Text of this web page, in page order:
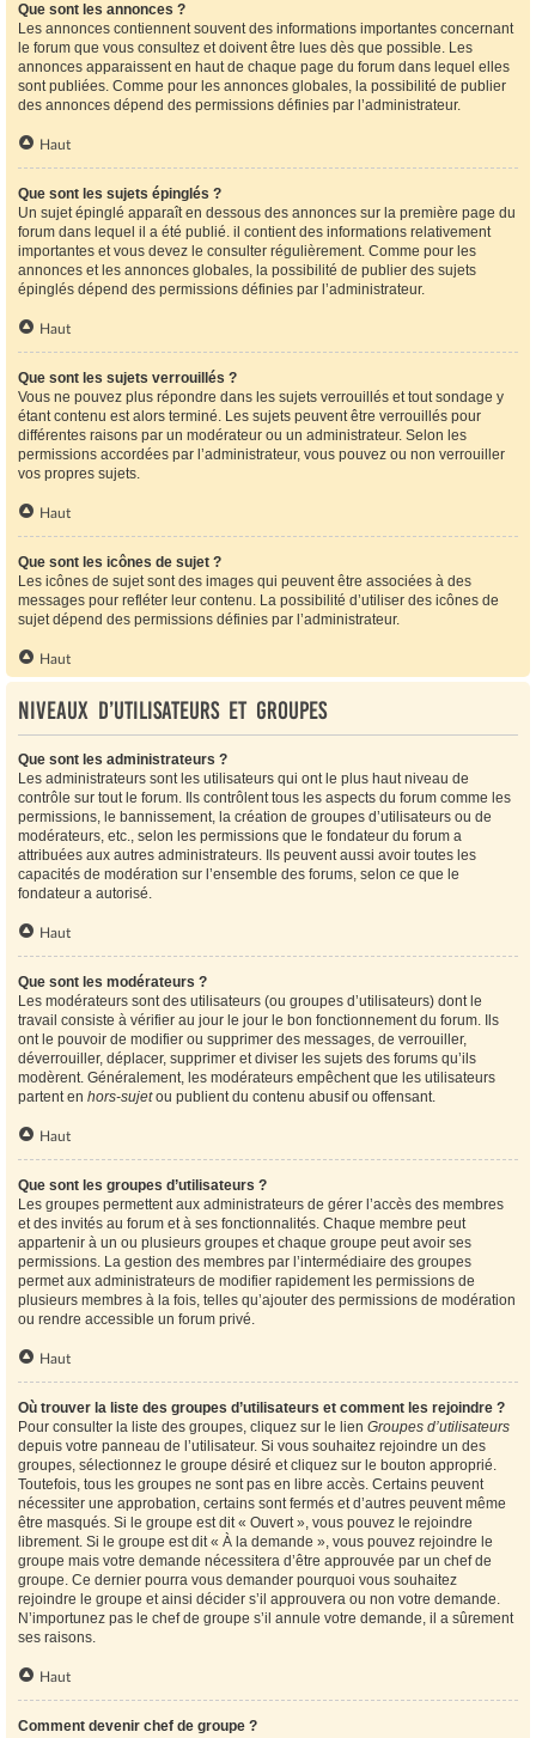
Que sont les annonces ?
Les annonces contiennent souvent des informations importantes concernant
le forum que vous consultez et doivent être lues dès que possible. Les
annonces apparaissent en haut de chaque page du forum dans lequel elles
sont publiées. Comme pour les annonces globales, la possibilité de publier
des annonces dépend des permissions définies par l’administrateur.
Haut
Que sont les sujets épinglés ?
Un sujet épinglé apparaît en dessous des annonces sur la première page du
forum dans lequel il a été publié. il contient des informations relativement
importantes et vous devez le consulter régulièrement. Comme pour les
annonces et les annonces globales, la possibilité de publier des sujets
épinglés dépend des permissions définies par l’administrateur.
Haut
Que sont les sujets verrouillés ?
Vous ne pouvez plus répondre dans les sujets verrouillés et tout sondage y
étant contenu est alors terminé. Les sujets peuvent être verrouillés pour
différentes raisons par un modérateur ou un administrateur. Selon les
permissions accordées par l’administrateur, vous pouvez ou non verrouiller
vos propres sujets.
Haut
Que sont les icônes de sujet ?
Les icônes de sujet sont des images qui peuvent être associées à des
messages pour refléter leur contenu. La possibilité d’utiliser des icônes de
sujet dépend des permissions définies par l’administrateur.
Haut
Niveaux d’utilisateurs et groupes
Que sont les administrateurs ?
Les administrateurs sont les utilisateurs qui ont le plus haut niveau de
contrôle sur tout le forum. Ils contrôlent tous les aspects du forum comme les
permissions, le bannissement, la création de groupes d’utilisateurs ou de
modérateurs, etc., selon les permissions que le fondateur du forum a
attribuées aux autres administrateurs. Ils peuvent aussi avoir toutes les
capacités de modération sur l’ensemble des forums, selon ce que le
fondateur a autorisé.
Haut
Que sont les modérateurs ?
Les modérateurs sont des utilisateurs (ou groupes d’utilisateurs) dont le
travail consiste à vérifier au jour le jour le bon fonctionnement du forum. Ils
ont le pouvoir de modifier ou supprimer des messages, de verrouiller,
déverrouiller, déplacer, supprimer et diviser les sujets des forums qu’ils
modèrent. Généralement, les modérateurs empêchent que les utilisateurs
partent en hors-sujetou publient du contenu abusif ou offensant.
Haut
Que sont les groupes d’utilisateurs ?
Les groupes permettent aux administrateurs de gérer l’accès des membres
et des invités au forum et à ses fonctionnalités. Chaque membre peut
appartenir à un ou plusieurs groupes et chaque groupe peut avoir ses
permissions. La gestion des membres par l’intermédiaire des groupes
permet aux administrateurs de modifier rapidement les permissions de
plusieurs membres à la fois, telles qu’ajouter des permissions de modération
ou rendre accessible un forum privé.
Haut
Où trouver la liste des groupes d’utilisateurs et comment les rejoindre ?
Pour consulter la liste des groupes, cliquez sur le lien Groupes d’utilisateurs
depuis votre panneau de l’utilisateur. Si vous souhaitez rejoindre un des
groupes, sélectionnez le groupe désiré et cliquez sur le bouton approprié.
Toutefois, tous les groupes ne sont pas en libre accès. Certains peuvent
nécessiter une approbation, certains sont fermés et d’autres peuvent même
être masqués. Si le groupe est dit « Ouvert », vous pouvez le rejoindre
librement. Si le groupe est dit « À la demande », vous pouvez rejoindre le
groupe mais votre demande nécessitera d’être approuvée par un chef de
groupe. Ce dernier pourra vous demander pourquoi vous souhaitez
rejoindre le groupe et ainsi décider s’il approuvera ou non votre demande.
N’importunez pas le chef de groupe s’il annule votre demande, il a sûrement
ses raisons.
Haut
Comment devenir chef de groupe ?